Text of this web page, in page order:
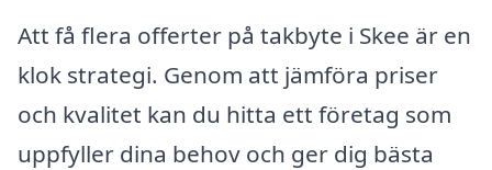
Att få flera offerter på takbyte i Skee är en
klok strategi. Genom att jämföra priser
och kvalitet kan du hitta ett företag som
uppfyller dina behov och ger dig bästa